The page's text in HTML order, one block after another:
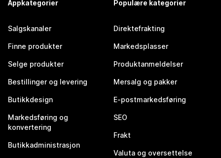
Appkategorier
Salgskanaler
Finne produkter
Selge produkter
Bestillinger og levering
Butikkdesign
Markedsføring og
konvertering
Butikkadministrasjon
Populære kategorier
Direktefrakting
Markedsplasser
Produktanmeldelser
Mersalg og pakker
E-postmarkedsføring
SEO
Frakt
Valuta og oversettelse